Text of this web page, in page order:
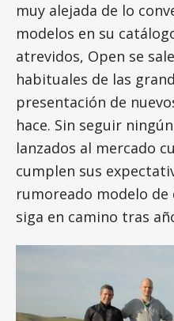
muy alejada de lo
modelos en su
atrevidos, Open se
habituales de las
presentación de
hace. Sin seguir
lanzados al mercado
cumplen sus
rumoreado modelo
siga en camino tras